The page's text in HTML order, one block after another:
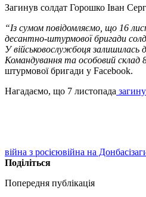
Загинув солдат Горошко Іван
“Із сумом повідомляємо, що 16
десантно-штурмової бригади
У військовослужбоця
Командування та особовий склад
штурмової бригади у Facebook.
Нагадаємо, що 7 листопада
війна з росієювійна на Донбасі
Поділіться
Попередня публікація